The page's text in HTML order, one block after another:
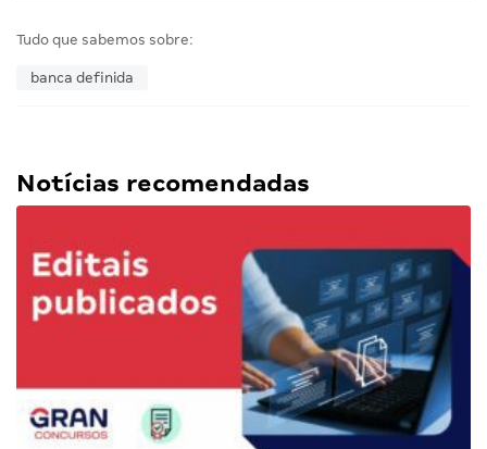
Tudo que sabemos sobre:
banca definida
Notícias recomendadas